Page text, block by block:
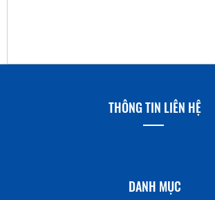
THÔNG TIN LIÊN HỆ
DANH MỤC